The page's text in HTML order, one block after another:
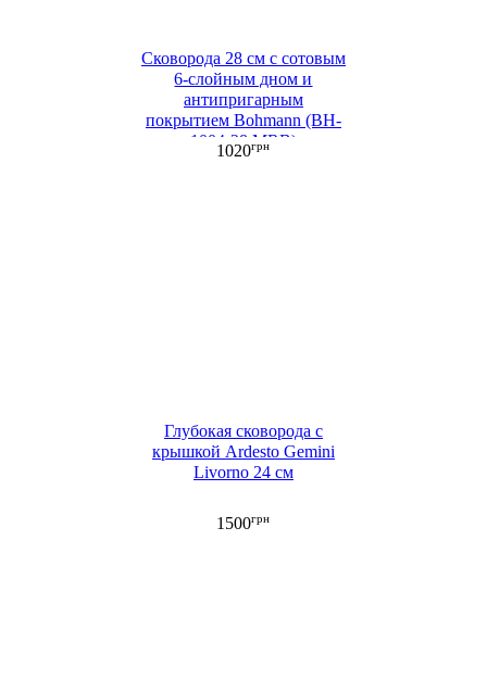
Сковорода 28 см c сотовым
6-слойным дном и
антипригарным
покрытием Bohmann (BH-
1004-28 MRB)
1020грн
Глубокая сковорода с
крышкой Ardesto Gemini
Livorno 24 см
1500грн